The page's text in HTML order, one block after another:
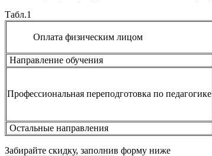
Табл.1
Оплата физическим лицом
Направление обучения
Профессиональная переподготовка по педагогике
Остальные направления
Забирайте скидку, заполнив форму ниже